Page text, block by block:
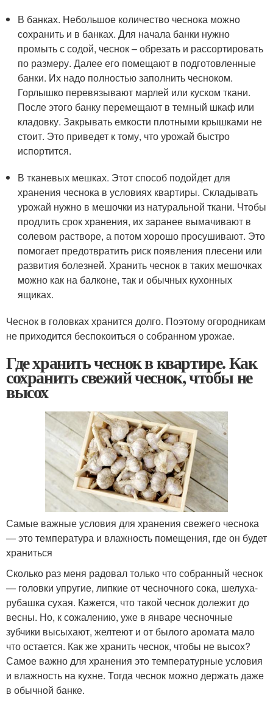
В банках. Небольшое количество чеснока можно
сохранить и в банках. Для начала банки нужно
промыть с содой, чеснок – обрезать и рассортировать
по размеру. Далее его помещают в подготовленные
банки. Их надо полностью заполнить чесноком.
Горлышко перевязывают марлей или куском ткани.
После этого банку перемещают в темный шкаф или
кладовку. Закрывать емкости плотными крышками не
стоит. Это приведет к тому, что урожай быстро
испортится.
В тканевых мешках. Этот способ подойдет для
хранения чеснока в условиях квартиры. Складывать
урожай нужно в мешочки из натуральной ткани. Чтобы
продлить срок хранения, их заранее вымачивают в
солевом растворе, а потом хорошо просушивают. Это
помогает предотвратить риск появления плесени или
развития болезней. Хранить чеснок в таких мешочках
можно как на балконе, так и обычных кухонных
ящиках.
Чеснок в головках хранится долго. Поэтому огородникам
не приходится беспокоиться о собранном урожае.
Где хранить чеснок в квартире. Как
сохранить свежий чеснок, чтобы не
высох
Самые важные условия для хранения свежего чеснока
— это температура и влажность помещения, где он будет
храниться
Сколько раз меня радовал только что собранный чеснок
— головки упругие, липкие от чесночного сока, шелуха-
рубашка сухая. Кажется, что такой чеснок долежит до
весны. Но, к сожалению, уже в январе чесночные
зубчики высыхают, желтеют и от былого аромата мало
что остается. Как же хранить чеснок, чтобы не высох?
Самое важно для хранения это температурные условия
и влажность на кухне. Тогда чеснок можно держать даже
в обычной банке.